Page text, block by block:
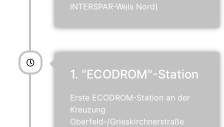
INTERSPAR-Wels Nord)
1. "ECODROM"-Station
Erste ECODROM-Station an der
Kreuzung
Oberfeld-/Grieskirchnerstraße